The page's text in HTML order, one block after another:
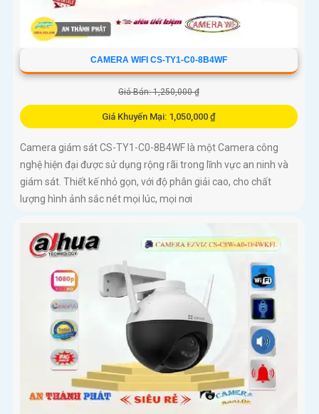
CAMERA WIFI CS-TY1-C0-8B4WF
Giá Bán: 1,250,000 ₫
Giá Khuyến Mại: 1,050,000 ₫
Camera giám sát CS-TY1-C0-8B4WF là một Camera công
nghệ hiện đại được sử dụng rộng rãi trong lĩnh vực an ninh và
giám sát. Thiết kế nhỏ gọn, với độ phân giải cao, cho chất
lượng hình ảnh sắc nét mọi lúc, mọi nơi